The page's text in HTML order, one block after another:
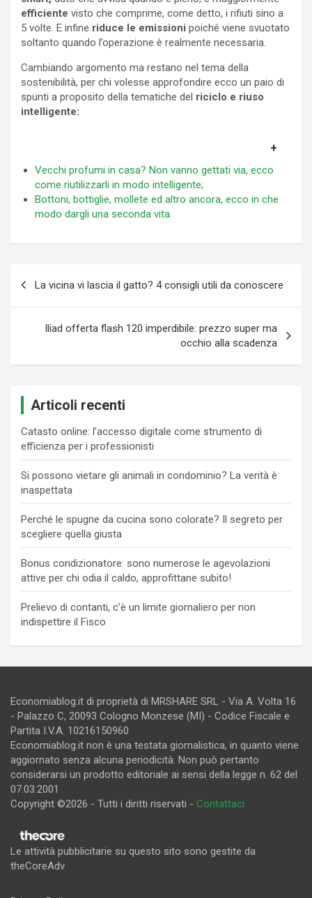
efficiente visto che comprime, come detto, i rifiuti sino a
5 volte. E infine riduce le emissioni poiché viene svuotato
soltanto quando l’operazione è realmente necessaria.
Cambiando argomento ma restano nel tema della
sostenibilità, per chi volesse approfondire ecco un paio di
spunti a proposito della tematiche del riciclo e riuso
intelligente:
Vecchi profumi in casa? Non vanno gettati via, ecco
come riutilizzarli in modo intelligente;
Bottoni, bottiglie, mollete ed altro ancora, ecco in che
modo dargli una seconda vita.
La vicina vi lascia il gatto? 4 consigli utili da conoscere
Iliad offerta flash 120 imperdibile: prezzo super ma
occhio alla scadenza
Articoli recenti
Catasto online: l’accesso digitale come strumento di
efficienza per i professionisti
Si possono vietare gli animali in condominio? La verità è
inaspettata
Perché le spugne da cucina sono colorate? Il segreto per
scegliere quella giusta
Bonus condizionatore: sono numerose le agevolazioni
attive per chi odia il caldo, approfittane subito!
Prelievo di contanti, c’è un limite giornaliero per non
indispettire il Fisco
Economiablog.it di proprietà di MRSHARE SRL - Via A. Volta 16
- Palazzo C, 20093 Cologno Monzese (MI) - Codice Fiscale e
Partita I.V.A. 10216150960
Economiablog.it non è una testata giornalistica, in quanto viene
aggiornato senza alcuna periodicità. Non può pertanto
considerarsi un prodotto editoriale ai sensi della legge n. 62 del
07.03.2001
Copyright ©2026 - Tutti i diritti riservati - Contattaci
Le attività pubblicitarie su questo sito sono gestite da
theCoreAdv